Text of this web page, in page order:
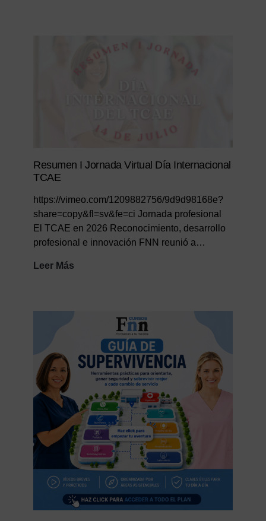
Fernández
Sánchez
Resumen I Jornada Virtual Día Internacional
TCAE
https://vimeo.com/1209882756/9d9d98168e?
share=copy&fl=sv&fe=ci Jornada profesional
El TCAE en 2026 Reconocimiento, desarrollo
profesional e innovación FNN reunió a…
Leer Más
Internacional